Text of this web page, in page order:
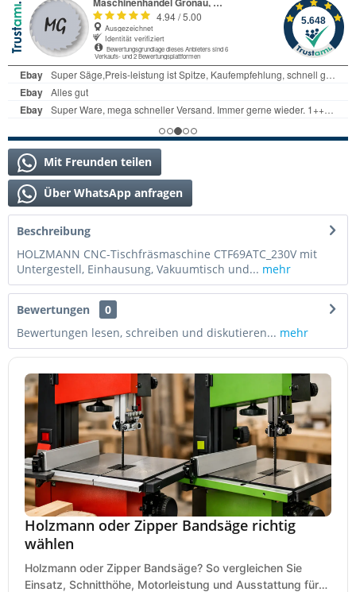
Mit Freunden teilen
Über WhatsApp anfragen
Beschreibung
HOLZMANN CNC-Tischfräsmaschine CTF69ATC_230V mit
Untergestell, Einhausung, Vakuumtisch und... mehr
Bewertungen
0
Bewertungen lesen, schreiben und diskutieren... mehr
Holzmann oder Zipper Bandsäge richtig
wählen
Holzmann oder Zipper Bandsäge? So vergleichen Sie
Einsatz, Schnitthöhe, Motorleistung und Ausstattung für